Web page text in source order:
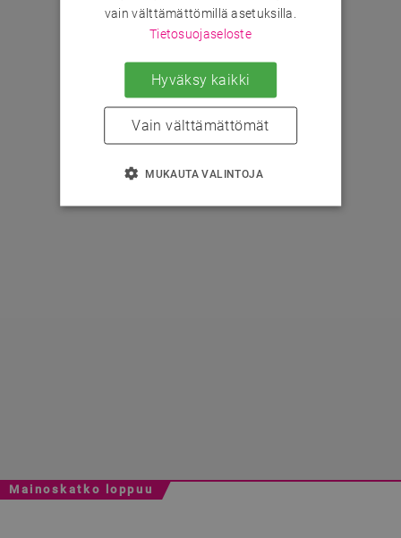
Mainoskatko loppuu
vain välttämättömillä asetuksilla.
Tietosuojaseloste
Hyväksy kaikki
Vain välttämättömät
MUKAUTA VALINTOJA